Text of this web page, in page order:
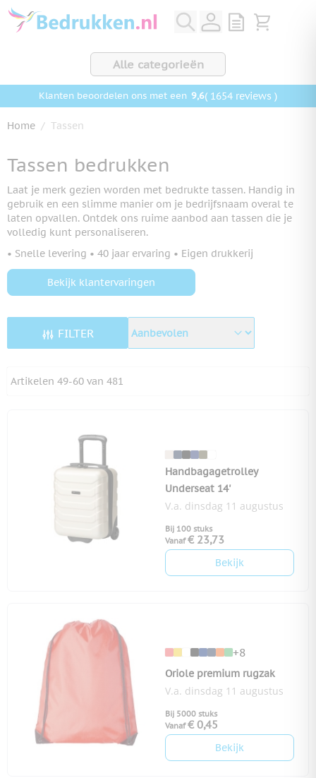
Ga naar de inhoud
View quote,
Bekijk
Alle categorieën
Klanten beoordelen ons met een 9,6( 1654 reviews )
Home / Tassen
Tassen bedrukken
Laat je merk gezien worden met bedrukte tassen. Handig in
gebruik en een slimme manier om je bedrijfsnaam overal te
laten opvallen. Ontdek ons ruime aanbod aan tassen die je
volledig kunt personaliseren.
• Snelle levering • 40 jaar ervaring • Eigen drukkerij
Bekijk klantervaringen
FILTER
Artikelen 49-60 van 481
Handbagagetrolley
Underseat 14'
V.a. dinsdag 11 augustus
Bij 100 stuks
Vanaf € 23,73
Bekijk
+8
Oriole premium rugzak
V.a. dinsdag 11 augustus
Bij 5000 stuks
Vanaf € 0,45
Bekijk